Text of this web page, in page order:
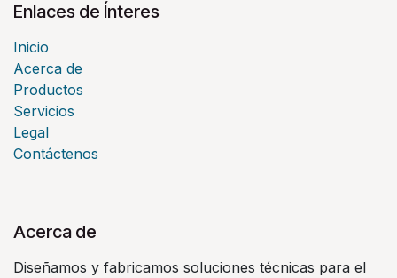
Enlaces de Ínteres
Inicio
Acerca de
Productos
Servicios
Legal
Contáctenos
Acerca de
Diseñamos y fabricamos soluciones técnicas para el